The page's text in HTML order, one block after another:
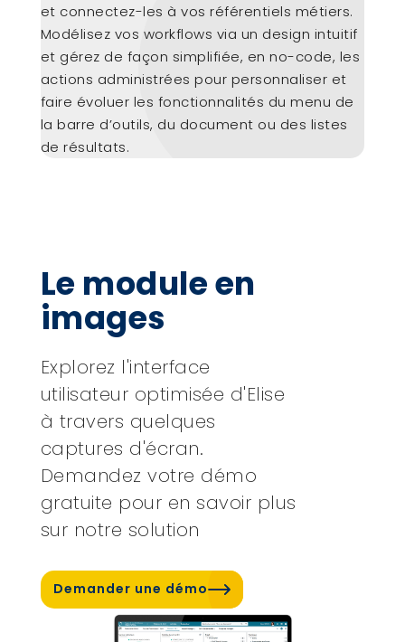
et connectez-les à vos référentiels métiers.
Modélisez vos workflows via un design intuitif
et gérez de façon simplifiée, en no-code, les
actions administrées pour personnaliser et
faire évoluer les fonctionnalités du menu de
la barre d’outils, du document ou des listes
de résultats.
Le module en
images
Explorez l'interface
utilisateur optimisée d'Elise
à travers quelques
captures d'écran.
Demandez votre démo
gratuite pour en savoir plus
sur notre solution
Demander une démo